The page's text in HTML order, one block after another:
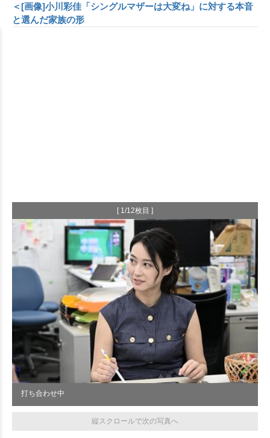
＜[画像]小川彩佳「シングルマザーは大変ね」に対する本音
と選んだ家族の形
[ 1/12枚目 ]
打ち合わせ中
縦スクロールで次の写真へ